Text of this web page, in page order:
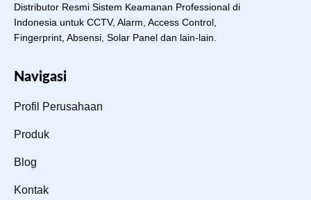
Distributor Resmi Sistem Keamanan Professional di
Indonesia untuk CCTV, Alarm, Access Control,
Fingerprint, Absensi, Solar Panel dan lain-lain.
Navigasi
Profil Perusahaan
Produk
Blog
Kontak